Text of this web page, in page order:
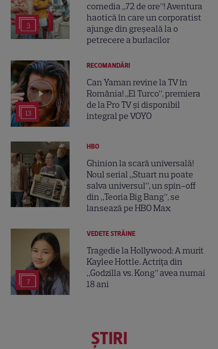
3
comedia „72 de ore”! Aventura
haotică în care un corporatist
ajunge din greșeală la o
petrecere a burlacilor
13
RECOMANDĂRI
Can Yaman revine la TV în
România! „El Turco”, premiera
de la Pro TV și disponibil
integral pe VOYO
HBO
Ghinion la scară universală!
Noul serial „Stuart nu poate
salva universul”, un spin-off
din „Teoria Big Bang”, se
lansează pe HBO Max
7
VEDETE STRĂINE
Tragedie la Hollywood: A murit
Kaylee Hottle. Actrița din
„Godzilla vs. Kong” avea numai
18 ani
ŞTIRI